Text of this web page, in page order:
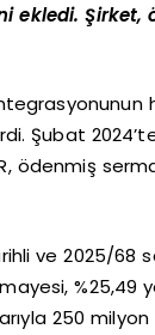
ekledi.
Şubat
ve 2025/68
250